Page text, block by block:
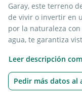
Garay, este terreno
de vivir o invertir en
por la naturaleza
agua, te garantiza
Es el lugar perfecto
respirar aire puro y
sin perder
Leer descripción
Pedir más datos al